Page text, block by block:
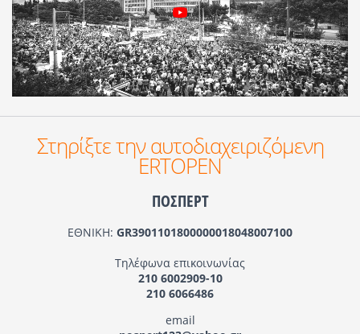
Στηρίξτε την αυτοδιαχειριζόμενη
ERTOPEN
ΠΟΣΠΕΡΤ
ΕΘΝΙΚΗ: GR3901101800000018048007100
Τηλέφωνα επικοινωνίας
210 6002909-10
210 6066486
email